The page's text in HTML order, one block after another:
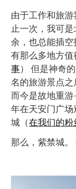
由于工作和旅
止一次，我可
余，也总能插
有那么多地方
事） 但是神奇
名的旅游景点之
而今是故地重
年在天安门广
城（在我们的
那么，紫禁城。